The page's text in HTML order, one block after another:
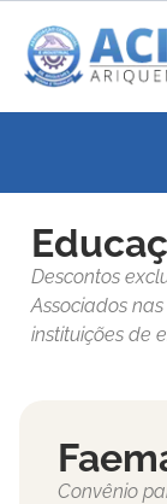
Descontos
Associados
instituições de
Convênio